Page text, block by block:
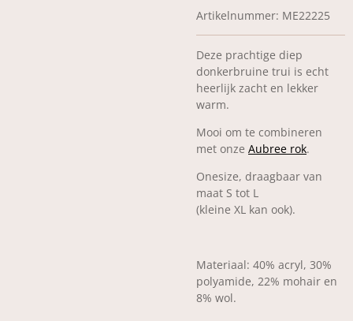
Artikelnummer: ME22225
Deze prachtige diep
donkerbruine trui is echt
heerlijk zacht en lekker
warm.
Mooi om te combineren
met onze Aubree rok.
Onesize, draagbaar van
maat S tot L
(kleine XL kan ook).
Materiaal: 40% acryl, 30%
polyamide, 22% mohair en
8% wol.